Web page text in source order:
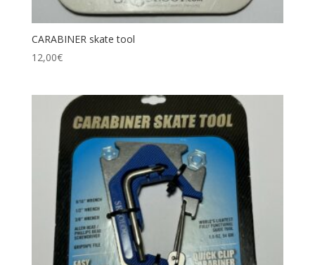
CARABINER skate tool
12,00€